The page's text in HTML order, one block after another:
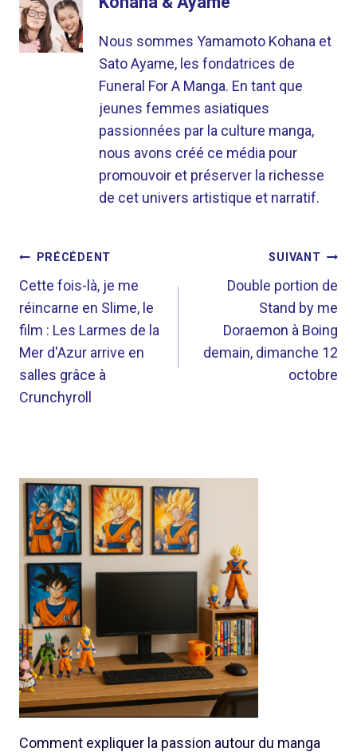
Nous sommes Yamamoto Kohana et
Sato Ayame, les fondatrices de
Funeral For A Manga. En tant que
jeunes femmes asiatiques
passionnées par la culture manga,
nous avons créé ce média pour
promouvoir et préserver la richesse
de cet univers artistique et narratif.
NAVIGATION
DE
L’ARTICLE
PRÉCÉDENT
Cette fois-là, je me
réincarne en Slime, le
film : Les Larmes de la
Mer d'Azur arrive en
salles grâce à
Crunchyroll
SUIVANT
Double portion de
Stand by me
Doraemon à Boing
demain, dimanche 12
octobre
Comment expliquer la passion autour du manga